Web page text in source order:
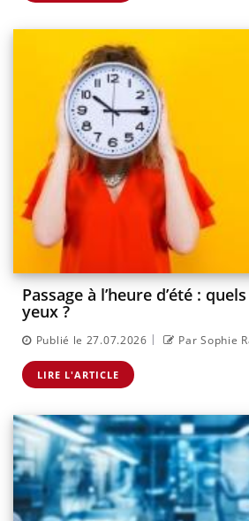
Passage à l’heure d’été :
yeux ?
Publié le 27.07.2026 | Par Sophie
LIRE L'ARTICLE